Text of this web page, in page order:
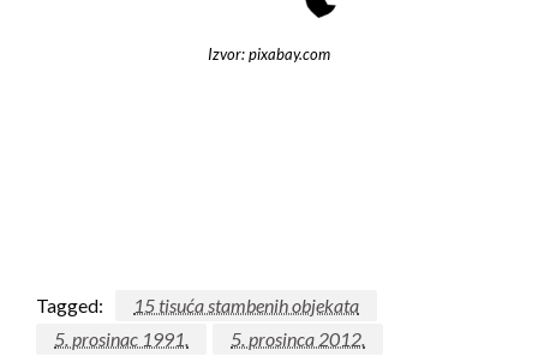
Izvor: pixabay.com
Tagged:
15 tisuća stambenih objekata
5. prosinac 1991.
5. prosinca 2012.